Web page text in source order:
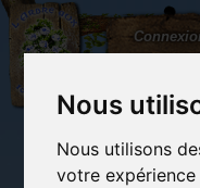
Nous
Nous utilisons
votre
L'Arbre
aux
100.000